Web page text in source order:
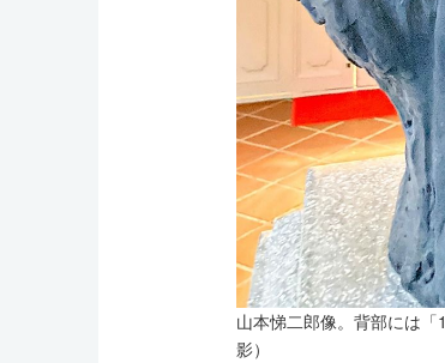
山本悌二郎像。背部には
影）